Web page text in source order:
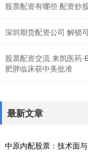
股票配资有哪些 配资炒
深圳期货配资公司 解锁
股票配资交流 来凯医药-
肥胖临床获中美批准
最新文章
中原内配股票：技术面